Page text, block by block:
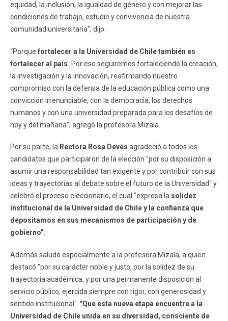
equidad, la inclusión, la igualdad de género y con mejorar las
condiciones de trabajo, estudio y convivencia de nuestra
comunidad universitaria”, dijo.
“Porque fortalecer a la Universidad de Chile también es
fortalecer al país. Por eso seguiremos fortaleciendo la creación,
la investigación y la innovación, reafirmando nuestro
compromiso con la defensa de la educación pública como una
convicción irrenunciable, con la democracia, los derechos
humanos y con una universidad preparada para los desafíos de
hoy y del mañana”, agregó la profesora Mizala.
Por su parte, la Rectora Rosa Devés agradeció a todos los
candidatos que participaron de la elección "por su disposición a
asumir una responsabilidad tan exigente y por contribuir con sus
ideas y trayectorias al debate sobre el futuro de la Universidad" y
celebró el proceso eleccionario, el cual "expresa la solidez
institucional de la Universidad de Chile y la confianza que
depositamos en sus mecanismos de participación y de
gobierno".
Además saludó especialmente a la profesora Mizala, a quien
destacó "por su carácter noble y justo, por la solidez de su
trayectoria académica, y por una permanente disposición al
servicio público, ejercida siempre con rigor, con generosidad y
sentido institucional". "Que esta nueva etapa encuentre a la
Universidad de Chile unida en su diversidad, consciente de